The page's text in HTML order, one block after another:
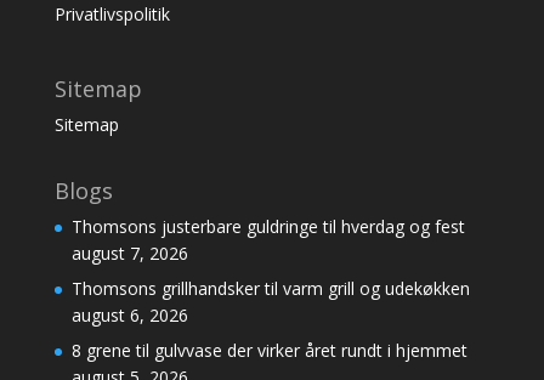
Privatlivspolitik
Sitemap
Sitemap
Blogs
Thomsons justerbare guldringe til hverdag og fest
august 7, 2026
Thomsons grillhandsker til varm grill og udekøkken
august 6, 2026
8 grene til gulvvase der virker året rundt i hjemmet